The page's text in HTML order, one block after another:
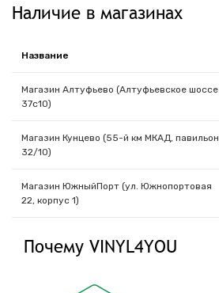
Наличие в магазинах
Название
Магазин Алтуфьево (Алтуфьевское шоссе
37с10)
Магазин Кунцево (55-й км МКАД, павильон
32/10)
Магазин ЮжныйПорт (ул. Южнопортовая
22, корпус 1)
Почему VINYL4YOU